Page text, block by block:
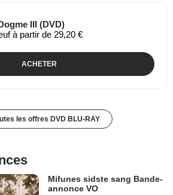
III (DVD)
à partir de 29,20 €
ACHETER
les offres DVD BLU-RAY
Mifunes sidste sang Bande-
annonce VO